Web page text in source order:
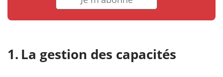
La gestion des capacités